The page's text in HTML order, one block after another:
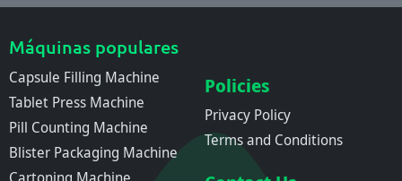
Máquinas populares
Capsule Filling Machine
Tablet Press Machine
Pill Counting Machine
Blister Packaging Machine
Cartoning Machine
Policies
Privacy Policy
Terms and Conditions